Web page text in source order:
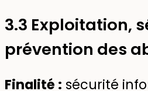
3.3 Exploitation,
prévention des
Finalité : sécurité